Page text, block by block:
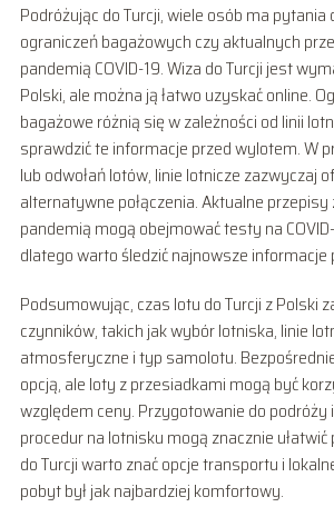
Podróżując do Turcji, wiele osób ma pytania
ograniczeń bagażowych czy aktualnych
pandemią COVID-19. Wiza do Turcji jest
Polski, ale można ją łatwo uzyskać online.
bagażowe różnią się w zależności od linii
sprawdzić te informacje przed wylotem. W
lub odwołań lotów, linie lotnicze zazwyczaj
alternatywne połączenia. Aktualne
pandemią mogą obejmować testy na
dlatego warto śledzić najnowsze informacje
Podsumowując, czas lotu do Turcji z Polski
czynników, takich jak wybór lotniska, linie
atmosferyczne i typ samolotu.
opcją, ale loty z przesiadkami mogą być
względem ceny. Przygotowanie do podróży
procedur na lotnisku mogą znacznie
do Turcji warto znać opcje transportu i
pobyt był jak najbardziej komfortowy.